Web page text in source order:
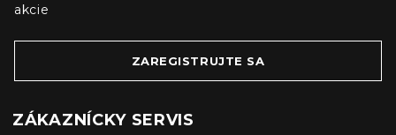
akcie
ZAREGISTRUJTE SA
ZÁKAZNÍCKY SERVIS